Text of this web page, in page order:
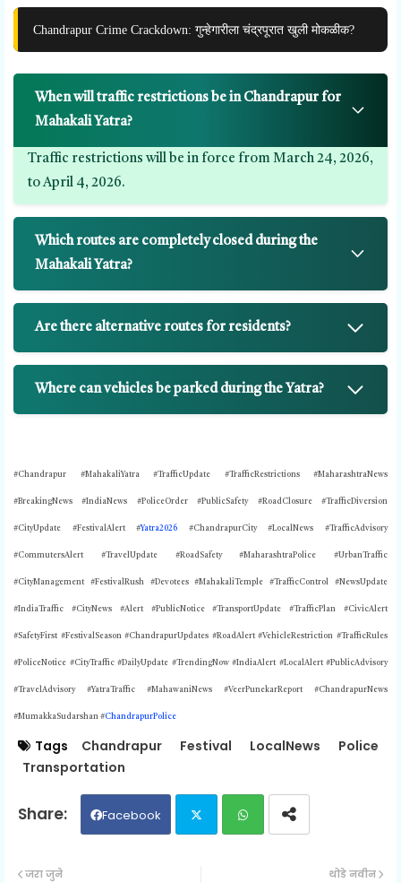
Chandrapur Crime Crackdown: गुन्हेगारीला चंद्रपूरात खुली मोकळीक?
When will traffic restrictions be in Chandrapur for
Mahakali Yatra?
Traffic restrictions will be in force from March 24, 2026,
to April 4, 2026.
Which routes are completely closed during the
Mahakali Yatra?
Are there alternative routes for residents?
Where can vehicles be parked during the Yatra?
#Chandrapur #MahakaliYatra #TrafficUpdate #TrafficRestrictions #MaharashtraNews
#BreakingNews #IndiaNews #PoliceOrder #PublicSafety #RoadClosure #TrafficDiversion
#CityUpdate #FestivalAlert #Yatra2026 #ChandrapurCity #LocalNews #TrafficAdvisory
#CommutersAlert #TravelUpdate #RoadSafety #MaharashtraPolice #UrbanTraffic
#CityManagement #FestivalRush #Devotees #MahakaliTemple #TrafficControl #NewsUpdate
#IndiaTraffic #CityNews #Alert #PublicNotice #TransportUpdate #TrafficPlan #CivicAlert
#SafetyFirst #FestivalSeason #ChandrapurUpdates #RoadAlert #VehicleRestriction #TrafficRules
#PoliceNotice #CityTraffic #DailyUpdate #TrendingNow #IndiaAlert #LocalAlert #PublicAdvisory
#TravelAdvisory #YatraTraffic #MahawaniNews #VeerPunekarReport #ChandrapurNews
#MumakkaSudarshan #ChandrapurPolice
Tags Chandrapur Festival LocalNews
Police
Transportation
Facebook
थोडे नवीन
जरा जुने